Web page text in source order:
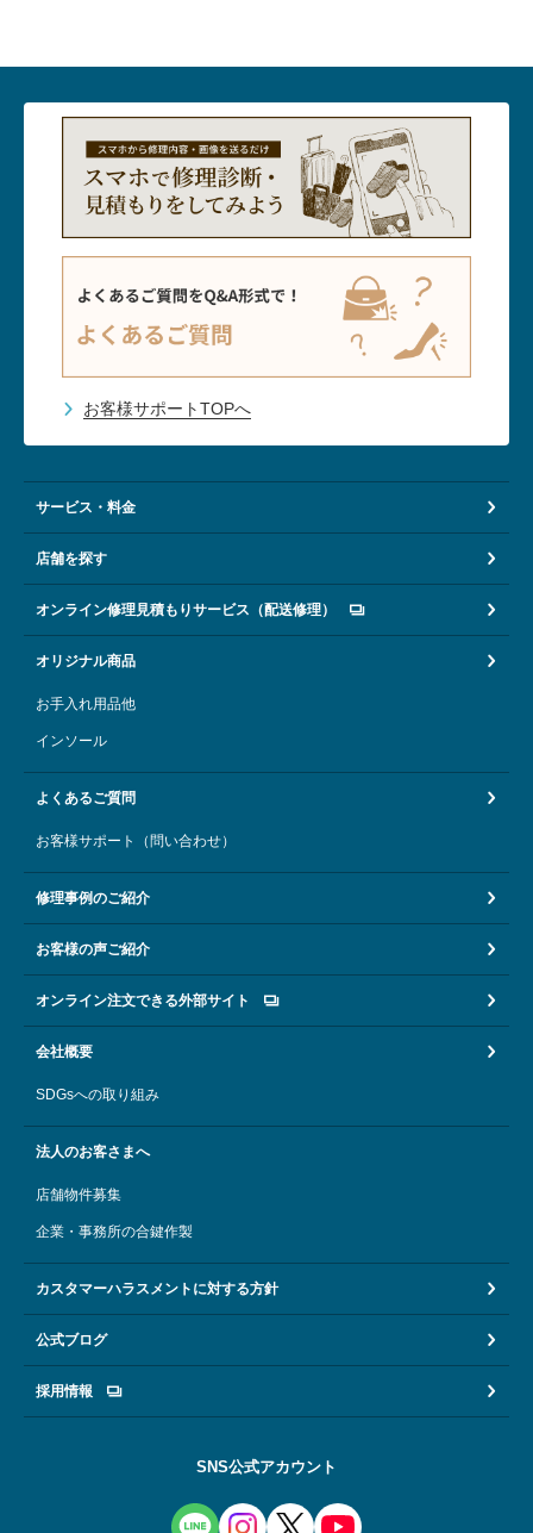
お客様サポートTOPへ
サービス・料金
店舗を探す
オンライン修理見積もりサービス（配送修理）
オリジナル商品
お手入れ用品他
インソール
よくあるご質問
お客様サポート（問い合わせ）
修理事例のご紹介
お客様の声ご紹介
オンライン注文できる外部サイト
会社概要
SDGsへの取り組み
法人のお客さまへ
店舗物件募集
企業・事務所の合鍵作製
カスタマーハラスメントに対する方針
公式ブログ
採用情報
SNS公式アカウント